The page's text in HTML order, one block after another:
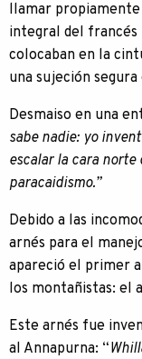
llamar
integral del francés
colocaban en la
una sujeción segura
Desmaiso en una
sabe nadie: yo
escalar la cara norte
paracaidismo.”
Debido a las
arnés para el
apareció el primer
los montañistas: el
Este arnés fue
al Annapurna: “